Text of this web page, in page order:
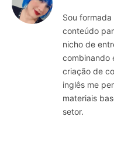
Sou
conteúdo
nicho de
combinando
criação de
inglês me
materiais
setor.